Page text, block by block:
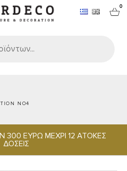
0
NO4
300 ΕΥΡΩ ΜΕΧΡΙ 12 ΑΤΟΚΕΣ
ΔΟΣΕΙΣ
& ΦΙΛΟΞΕΝΙΑΣ